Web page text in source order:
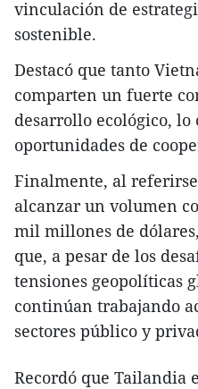
vinculación de
sostenible.
Destacó que tanto
comparten un fuerte
desarrollo ecológico,
oportunidades de
Finalmente, al
alcanzar un volumen
mil millones de
que, a pesar de los
tensiones geopolíticas
continúan trabajando
sectores público y
Recordó que Tailandia